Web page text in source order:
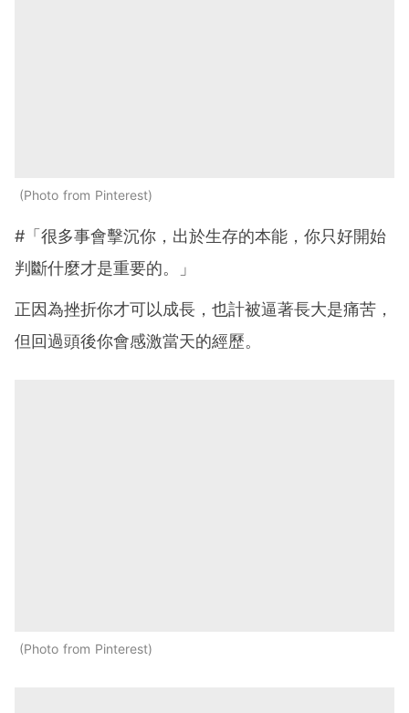
Photo from Pinterest
#「很多事會擊沉你，出於生存的本能，你只好開始
判斷什麼才是重要的。」
正因為挫折你才可以成長，也計被逼著長大是痛苦，
但回過頭後你會感激當天的經歷。
Photo from Pinterest